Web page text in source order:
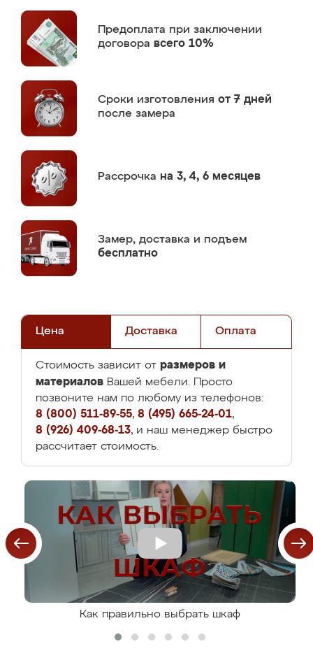
Предоплата при заключении
договора всего 10%
Сроки изготовления от 7 дней
после замера
Рассрочка на 3, 4, 6 месяцев
Замер, доставка и подъем
бесплатно
Цена Доставка Оплата
Стоимость зависит от размеров и
материалов Вашей мебели. Просто
позвоните нам по любому из телефонов:
8 (800) 511-89-55, 8 (495) 665-24-01,
8 (926) 409-68-13, и наш менеджер быстро
рассчитает стоимость.
Как правильно выбрать шкаф